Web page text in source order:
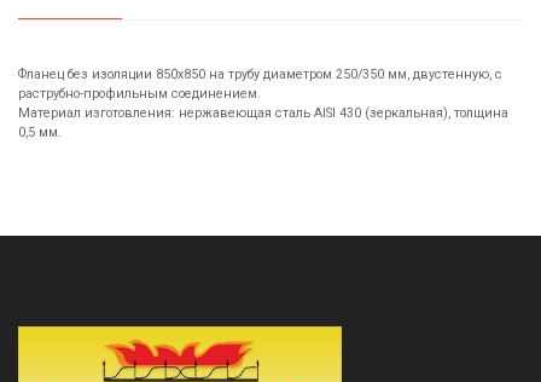
Фланец без изоляции 850х850 на трубу диаметром 250/350 мм, двустенную, с
раструбно-профильным соединением.
Материал изготовления: нержавеющая сталь AISI 430 (зеркальная), толщина
0,5 мм.